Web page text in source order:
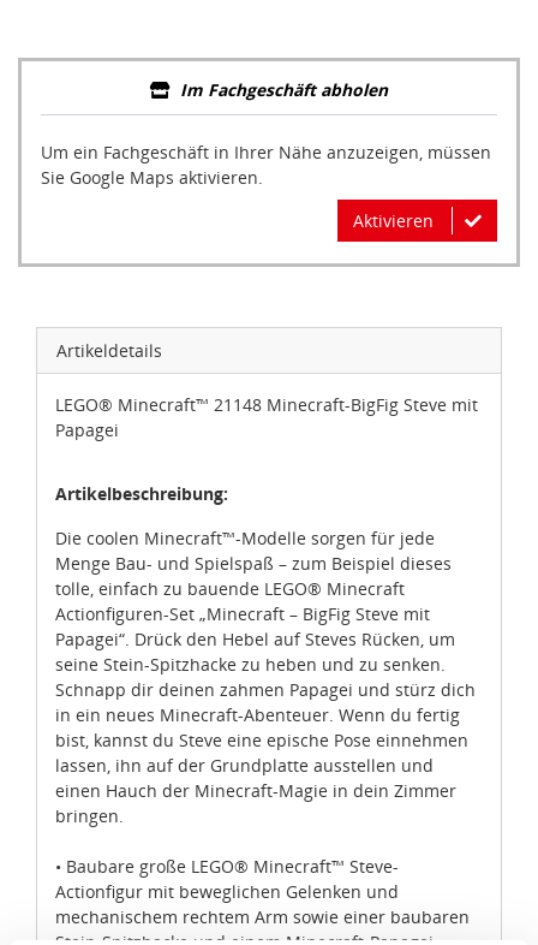
Im Fachgeschäft abholen
Um ein Fachgeschäft in Ihrer Nähe anzuzeigen, müssen
Sie Google Maps aktivieren.
Aktivieren
Artikeldetails
LEGO® Minecraft™ 21148 Minecraft-BigFig Steve mit
Papagei
Artikelbeschreibung:
Die coolen Minecraft™-Modelle sorgen für jede
Menge Bau- und Spielspaß – zum Beispiel dieses
tolle, einfach zu bauende LEGO® Minecraft
Actionfiguren-Set „Minecraft – BigFig Steve mit
Papagei“. Drück den Hebel auf Steves Rücken, um
seine Stein-Spitzhacke zu heben und zu senken.
Schnapp dir deinen zahmen Papagei und stürz dich
in ein neues Minecraft-Abenteuer. Wenn du fertig
bist, kannst du Steve eine epische Pose einnehmen
lassen, ihn auf der Grundplatte ausstellen und
einen Hauch der Minecraft-Magie in dein Zimmer
bringen.
• Baubare große LEGO® Minecraft™ Steve-
Actionfigur mit beweglichen Gelenken und
mechanischem rechtem Arm sowie einer baubaren